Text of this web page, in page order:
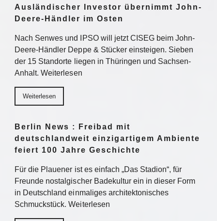
Ausländischer Investor übernimmt John-
Deere-Händler im Osten
Nach Senwes und IPSO will jetzt CISEG beim John-
Deere-Händler Deppe & Stücker einsteigen. Sieben
der 15 Standorte liegen in Thüringen und Sachsen-
Anhalt. Weiterlesen
Weiterlesen
Berlin News : Freibad mit
deutschlandweit einzigartigem Ambiente
feiert 100 Jahre Geschichte
Für die Plauener ist es einfach „Das Stadion“, für
Freunde nostalgischer Badekultur ein in dieser Form
in Deutschland einmaliges architektonisches
Schmuckstück. Weiterlesen